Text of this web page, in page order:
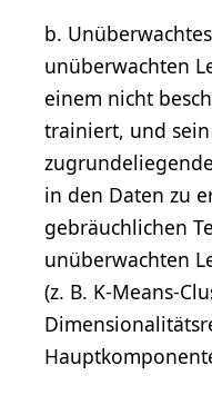
b.
unüberwachten
einem nicht
trainiert, und sein
in den Daten zu
gebräuchlichen
unüberwachten
(z. B. K-Means-